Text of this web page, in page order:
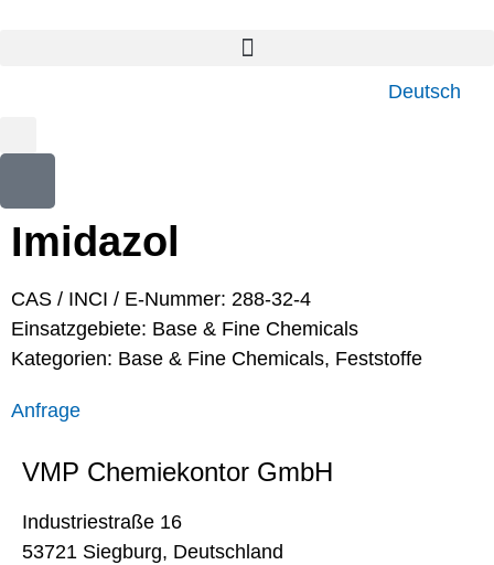
Deutsch
Imidazol
CAS / INCI / E-Nummer: 288-32-4
Einsatzgebiete: Base & Fine Chemicals
Kategorien: Base & Fine Chemicals, Feststoffe
Anfrage
VMP Chemiekontor GmbH
Industriestraße 16
53721 Siegburg, Deutschland